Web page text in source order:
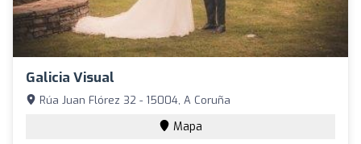
Galicia Visual
Rúa Juan Flórez 32 - 15004, A Coruña
Mapa